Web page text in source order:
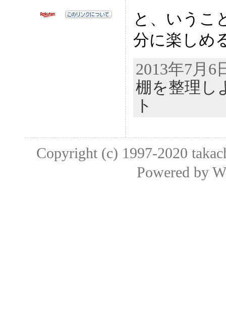
と、いうこ
分に楽しめ
2013年7月
棚を整理し
ト
Copyright (c) 1997-2020
Powered by